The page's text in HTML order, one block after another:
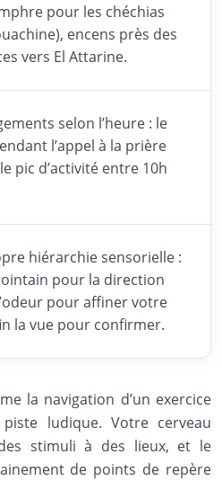
pour les chéchias
encens près des
vers El Attarine.
selon l’heure : le
l’appel à la prière
pic d’activité entre 10h
hiérarchie sensorielle :
pour la direction
pour affiner votre
la vue pour confirmer.
la navigation d’un exercice
ludique. Votre cerveau
stimuli à des lieux, et le
de points de repère